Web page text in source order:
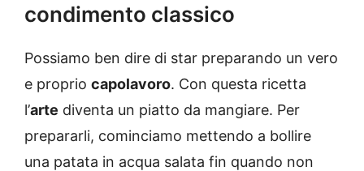
condimento classico
Possiamo ben dire di star preparando un vero
e proprio capolavoro. Con questa ricetta
l’arte diventa un piatto da mangiare. Per
prepararli, cominciamo mettendo a bollire
una patata in acqua salata fin quando non